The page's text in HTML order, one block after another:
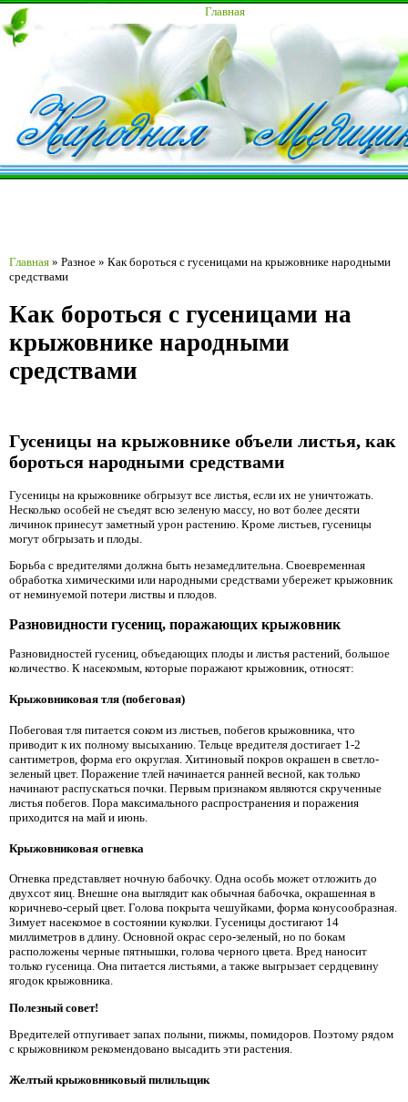
Главная
Главная » Разное » Как бороться с гусеницами на крыжовнике народными
средствами
Как бороться с гусеницами на
крыжовнике народными
средствами
Гусеницы на крыжовнике объели листья, как
бороться народными средствами
Гусеницы на крыжовнике обгрызут все листья, если их не уничтожать.
Несколько особей не съедят всю зеленую массу, но вот более десяти
личинок принесут заметный урон растению. Кроме листьев, гусеницы
могут обгрызать и плоды.
Борьба с вредителями должна быть незамедлительна. Своевременная
обработка химическими или народными средствами убережет крыжовник
от неминуемой потери листвы и плодов.
Разновидности гусениц, поражающих крыжовник
Разновидностей гусениц, объедающих плоды и листья растений, большое
количество. К насекомым, которые поражают крыжовник, относят:
Крыжовниковая тля (побеговая)
Побеговая тля питается соком из листьев, побегов крыжовника, что
приводит к их полному высыханию. Тельце вредителя достигает 1-2
сантиметров, форма его округлая. Хитиновый покров окрашен в светло-
зеленый цвет. Поражение тлей начинается ранней весной, как только
начинают распускаться почки. Первым признаком являются скрученные
листья побегов. Пора максимального распространения и поражения
приходится на май и июнь.
Крыжовниковая огневка
Огневка представляет ночную бабочку. Одна особь может отложить до
двухсот яиц. Внешне она выглядит как обычная бабочка, окрашенная в
коричнево-серый цвет. Голова покрыта чешуйками, форма конусообразная.
Зимует насекомое в состоянии куколки. Гусеницы достигают 14
миллиметров в длину. Основной окрас серо-зеленый, но по бокам
расположены черные пятнышки, голова черного цвета. Вред наносит
только гусеница. Она питается листьями, а также выгрызает сердцевину
ягодок крыжовника.
Полезный совет!
Вредителей отпугивает запах полыни, пижмы, помидоров. Поэтому рядом
с крыжовником рекомендовано высадить эти растения.
Желтый крыжовниковый пилильщик